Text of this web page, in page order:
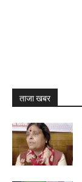
ताजा खबर